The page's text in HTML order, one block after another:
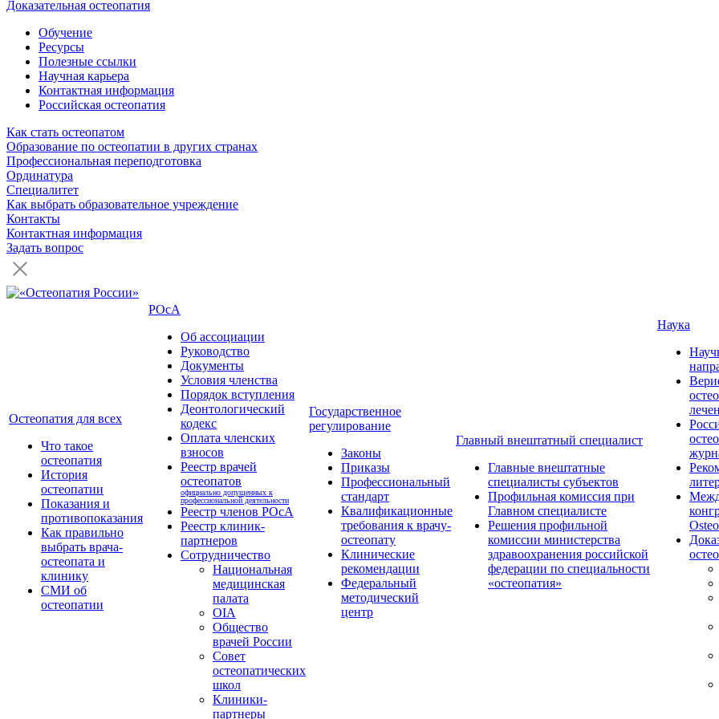
Доказательная остеопатия
Обучение
Ресурсы
Полезные ссылки
Научная карьера
Контактная информация
Российская остеопатия
Как стать остеопатом
Образование по остеопатии в других странах
Профессиональная переподготовка
Ординатура
Специалитет
Как выбрать образовательное учреждение
Контакты
Контактная информация
Задать вопрос
Остеопатия для всех
Что такое
остеопатия
История
остеопатии
Показания и
противопоказания
Как правильно
выбрать врача-
остеопата и
клинику
СМИ об
остеопатии
РОсА
Об ассоциации
Руководство
Документы
Условия членства
Порядок вступления
Деонтологический
кодекс
Оплата членских
взносов
Реестр врачей
остеопатов
официально допущенных к
профессиональной деятельности
Реестр членов РОсА
Реестр клиник-
партнеров
Сотрудничество
Национальная
медицинская
палата
OIA
Общество
врачей России
Совет
остеопатических
школ
Клиники-
партнеры
Государственное
регулирование
Законы
Приказы
Профессиональный
стандарт
Квалификационные
требования к врачу-
остеопату
Клинические
рекомендации
Федеральный
методический
центр
Главный внештатный специалист
Главные внештатные
специалисты субъектов
Профильная комиссия при
Главном специалисте
Решения профильной
комиссии министерства
здравоохранения российской
федерации по специальности
«остеопатия»
Наука